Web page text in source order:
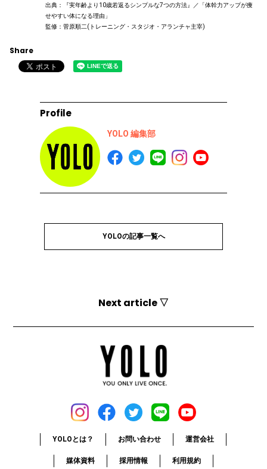
出典：『実年齢より10歳若返るシンプルな7つの方法』／「体幹力アップが痩
せやすい体になる理由」
監修：菅原順二(トレーニング・スタジオ・アランチャ主宰)
Share
Profile
YOLO 編集部
YOLOの記事一覧へ
Next article ▽
YOLOとは？ お問い合わせ 運営会社
媒体資料 採用情報 利用規約